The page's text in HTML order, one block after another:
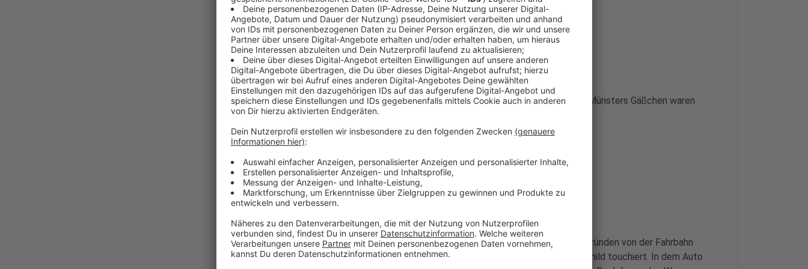
Sperrung
Anzeige
Sowohl die Oulustraße, die Herbert-Wehner-Straße als auch das Münsters Gäßchen waren
aufgrund des Unfalls am Mittwochnachmittag gesperrt.
Verkehrsunfall
Anzeige
Laut Polizei ist das Auto gegen 14:20 Uhr aus noch ungeklärten Gründen von der Fahrbahn
abgekommen und hat in der Folge einen Baum und ein Verkehrsschild touchiert. In dem Auto